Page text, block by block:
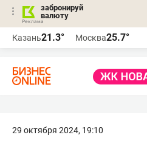
забронируй
валюту
Казань21.3° Москва25.7°
29 октября 2024, 19:10